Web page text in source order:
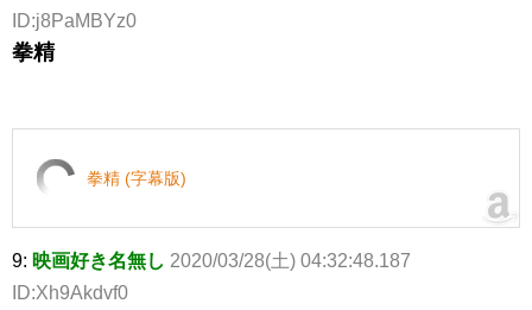
ID:j8PaMBYz0
拳精
拳精 (字幕版)
9: 映画好き名無し 2020/03/28(土) 04:32:48.187
ID:Xh9Akdvf0